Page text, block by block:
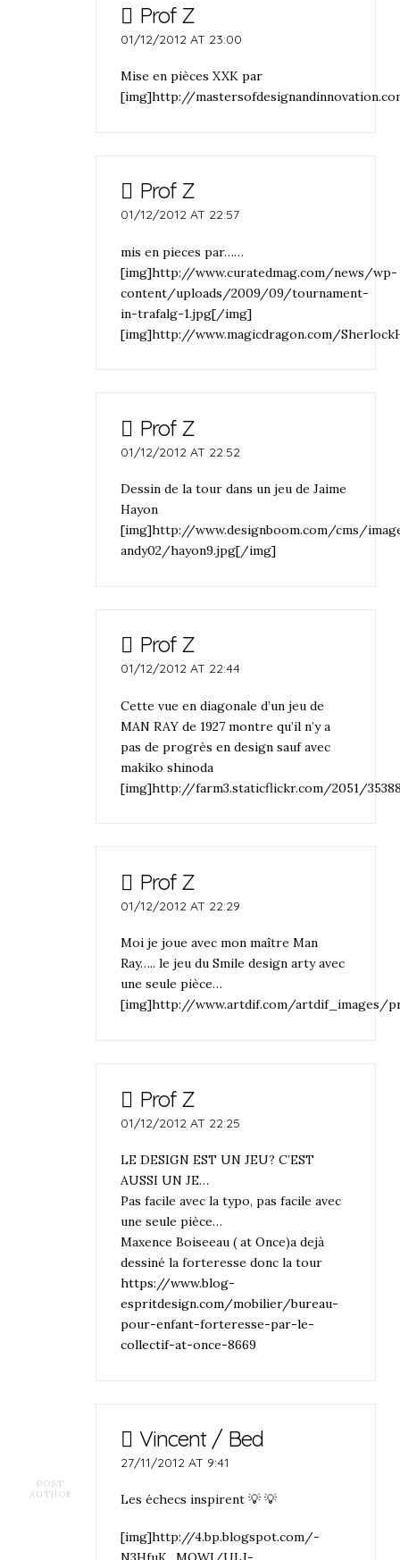
Prof Z
01/12/2012 AT 23:00
Mise en pièces XXK par
[img]http://
Prof Z
01/12/2012 AT 22:57
mis en pieces par……
[img]http://www.curatedmag.com/news/wp-
content/uploads/2009/09/tournament-
in-trafalg-1.jpg[/img]
[img]http://www.magicdragon.com/
Prof Z
01/12/2012 AT 22:52
Dessin de la tour dans un jeu de Jaime
Hayon
[img]http://www.designboom.com/cms/
andy02/hayon9.jpg[/img]
Prof Z
01/12/2012 AT 22:44
Cette vue en diagonale d’un jeu de
MAN RAY de 1927 montre qu’il n’y a
pas de progrès en design sauf avec
makiko shinoda
[img]http://farm3.staticflickr.com/2051/
Prof Z
01/12/2012 AT 22:29
Moi je joue avec mon maître Man
Ray….. le jeu du Smile design arty avec
une seule pièce…
[img]http://www.artdif.com/artdif_images/
Prof Z
01/12/2012 AT 22:25
LE DESIGN EST UN JEU? C’EST
AUSSI UN JE…
Pas facile avec la typo, pas facile avec
une seule pièce…
Maxence Boiseeau ( at Once)a dejà
dessiné la forteresse donc la tour
https://www.blog-
espritdesign.com/mobilier/bureau-
pour-enfant-forteresse-par-le-
collectif-at-once-8669
POST
AUTHOR
Vincent / Bed
27/11/2012 AT 9:41
Les échecs inspirent 💡 💡
[img]http://4.bp.blogspot.com/-